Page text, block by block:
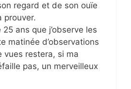
regard et de son ouïe
prouver.
ans que j’observe les
matinée d’observations
vues restera, si ma
pas, un merveilleux